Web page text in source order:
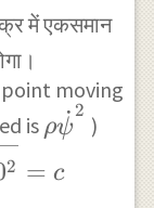
में एकसमान
moving
is \rho
\dot
ρψ
˙2
)
2 = c